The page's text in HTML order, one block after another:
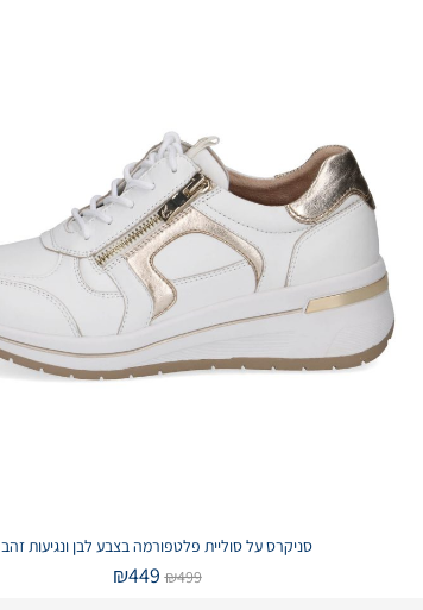
סניקרס על סוליית פלטפורמה בצבע לבן ונגיעות זהב
₪499
₪449